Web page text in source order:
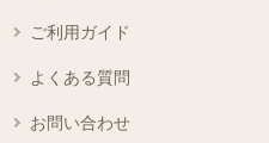
ご利用ガイド
よくある質問
お問い合わせ